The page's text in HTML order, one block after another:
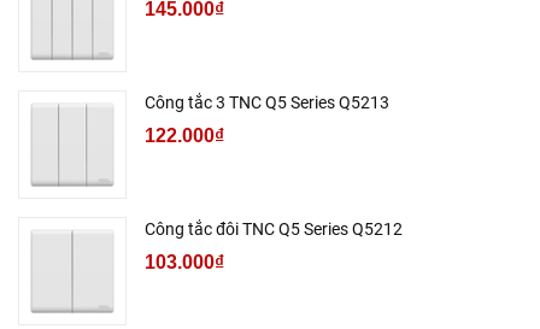
145.000₫
Công tắc 3 TNC Q5 Series Q5213
122.000₫
Công tắc đôi TNC Q5 Series Q5212
103.000₫